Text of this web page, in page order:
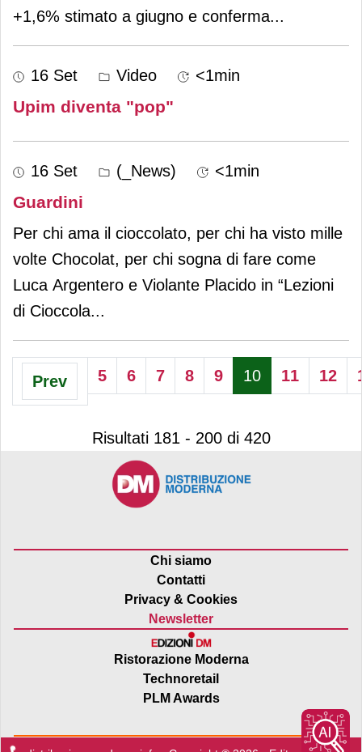
+1,6% stimato a giugno e conferma...
16 Set Video <1min
Upim diventa "pop"
16 Set (_News) <1min
Guardini
Per chi ama il cioccolato, per chi ha visto mille
volte Chocolat, per chi sogna di fare come
Luca Argentero e Violante Placido in “Lezioni
di Cioccola...
Prev 5 6 7 8 9 10 11 12
Risultati 181 - 200 di 420
Chi siamo
Contatti
Privacy & Cookies
Newsletter
Ristorazione Moderna
Technoretail
PLM Awards